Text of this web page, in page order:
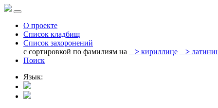
О проекте
Список кладбищ
Список захоронений
с сортировкой по фамилиям на
> кириллице >
Поиск
Язык: